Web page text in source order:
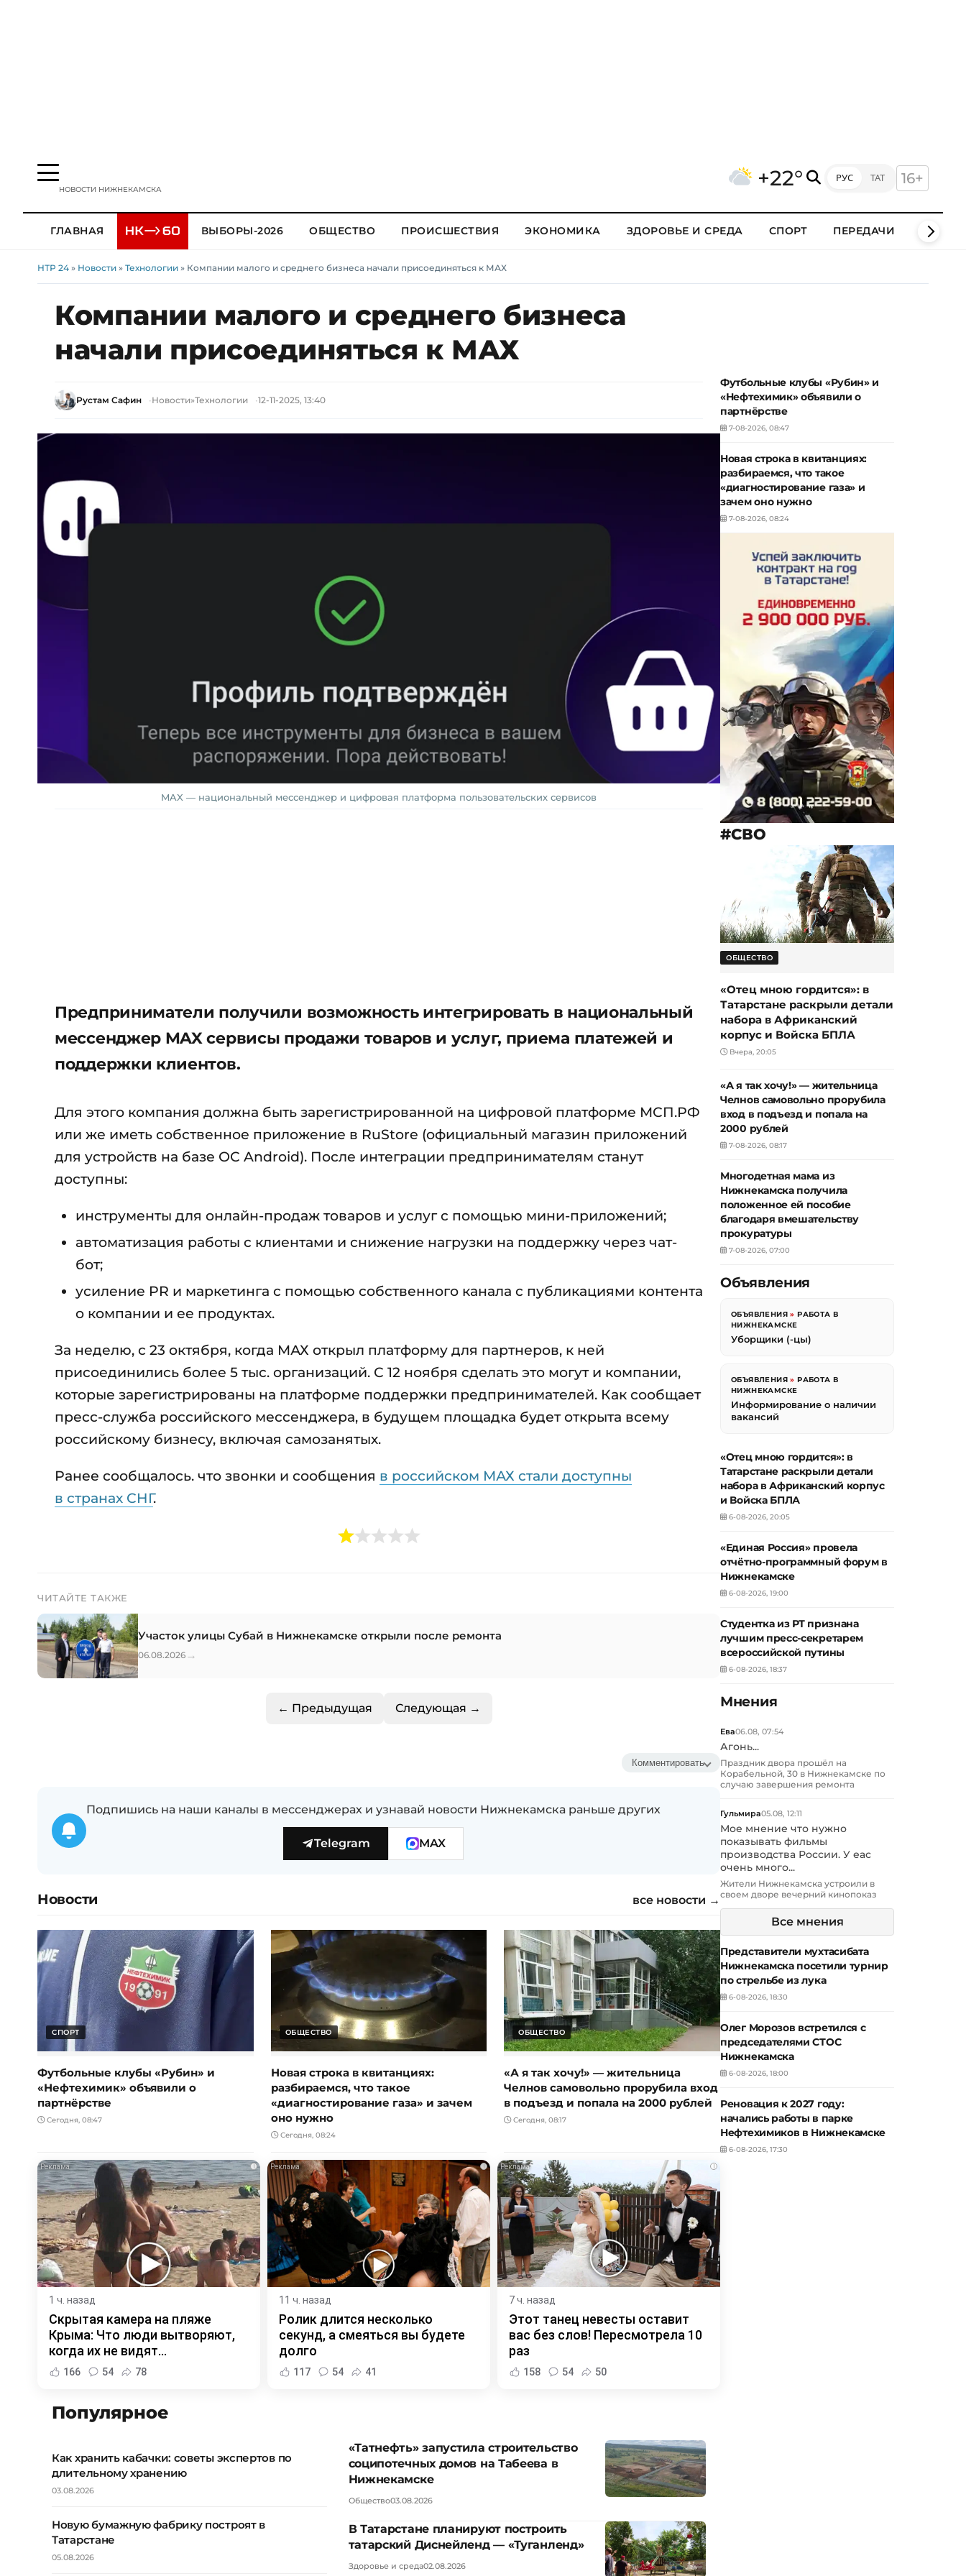
НОВОСТИ НИЖНЕКАМСКА +22° РУС ТАТ 16+
ГЛАВНАЯ ВЫБОРЫ-2026 ОБЩЕСТВО ПРОИСШЕСТВИЯ ЭКОНОМИКА ЗДОРОВЬЕ И СРЕДА СПОРТ ПЕРЕДАЧИ КЛИПЫ
НТР 24 » Новости » Технологии » Компании малого и среднего бизнеса начали присоединяться к МАХ
Компании малого и среднего бизнеса
начали присоединяться к МАХ
Рустам Сафин Новости»Технологии 12-11-2025, 13:40
MAX — национальный мессенджер и цифровая платформа пользовательских сервисов
Предприниматели получили возможность интегрировать в национальный
мессенджер MAX сервисы продажи товаров и услуг, приема платежей и
поддержки клиентов.
Для этого компания должна быть зарегистрированной на цифровой платформе МСП.РФ
или же иметь собственное приложение в RuStore (официальный магазин приложений
для устройств на базе ОС Android). После интеграции предпринимателям станут
доступны:
инструменты для онлайн-продаж товаров и услуг с помощью мини-приложений;
автоматизация работы с клиентами и снижение нагрузки на поддержку через чат-
бот;
усиление PR и маркетинга с помощью собственного канала с публикациями контента
о компании и ее продуктах.
За неделю, с 23 октября, когда МАХ открыл платформу для партнеров, к ней
присоединились более 5 тыс. организаций. С 12 ноября сделать это могут и компании,
которые зарегистрированы на платформе поддержки предпринимателей. Как сообщает
пресс-служба российского мессенджера, в будущем площадка будет открыта всему
российскому бизнесу, включая самозанятых.
Ранее сообщалось. что звонки и сообщения в российском МАХ стали доступны
в странах СНГ.
ЧИТАЙТЕ ТАКЖЕ
Участок улицы Субай в Нижнекамске открыли после ремонта
06.08.2026 →
← Предыдущая Следующая →
Комментировать
Подпишись на наши каналы в мессенджерах и узнавай новости Нижнекамска раньше других
Telegram MAX
Новости все новости →
СПОРТ
Футбольные клубы «Рубин» и
«Нефтехимик» объявили о
партнёрстве
Сегодня, 08:47
ОБЩЕСТВО
Новая строка в квитанциях:
разбираемся, что такое
«диагностирование газа» и зачем
оно нужно
Сегодня, 08:24
ОБЩЕСТВО
«А я так хочу!» — жительница
Челнов самовольно прорубила вход
в подъезд и попала на 2000 рублей
Сегодня, 08:17
i
1 ч. назад
Скрытая камера на пляже
Крыма: Что люди вытворяют,
когда их не видят...
166 54 78
i
11 ч. назад
Ролик длится несколько
секунд, а смеяться вы будете
долго
117 54 41
i
7 ч. назад
Этот танец невесты оставит
вас без слов! Пересмотрела 10
раз
158 54 50
Популярное
Как хранить кабачки: советы экспертов по
длительному хранению
03.08.2026
Новую бумажную фабрику построят в
Татарстане
05.08.2026
«Татнефть» запустила строительство
соципотечных домов на Табеева в
Нижнекамске
Общество03.08.2026
В Татарстане планируют построить
татарский Диснейленд — «Туганленд»
Здоровье и среда02.08.2026
Футбольные клубы «Рубин» и
«Нефтехимик» объявили о
партнёрстве
7-08-2026, 08:47
Новая строка в квитанциях:
разбираемся, что такое
«диагностирование газа» и
зачем оно нужно
7-08-2026, 08:24
#СВО
ОБЩЕСТВО
«Отец мною гордится»: в
Татарстане раскрыли детали
набора в Африканский
корпус и Войска БПЛА
Вчера, 20:05
«А я так хочу!» — жительница
Челнов самовольно прорубила
вход в подъезд и попала на
2000 рублей
7-08-2026, 08:17
Многодетная мама из
Нижнекамска получила
положенное ей пособие
благодаря вмешательству
прокуратуры
7-08-2026, 07:00
Объявления
ОБЪЯВЛЕНИЯ »РАБОТА В
НИЖНЕКАМСКЕ
Уборщики (-цы)
ОБЪЯВЛЕНИЯ »РАБОТА В
НИЖНЕКАМСКЕ
Информирование о наличии
вакансий
«Отец мною гордится»: в
Татарстане раскрыли детали
набора в Африканский корпус
и Войска БПЛА
6-08-2026, 20:05
«Единая Россия» провела
отчётно-программный форум в
Нижнекамске
6-08-2026, 19:00
Студентка из РТ признана
лучшим пресс-секретарем
всероссийской путины
6-08-2026, 18:37
Мнения
Ева06.08, 07:54
Агонь...
Праздник двора прошёл на
Корабельной, 30 в Нижнекамске по
случаю завершения ремонта
Гульмира05.08, 12:11
Мое мнение что нужно
показывать фильмы
производства России. У еас
очень много...
Жители Нижнекамска устроили в
своем дворе вечерний кинопоказ
Все мнения
Представители мухтасибата
Нижнекамска посетили турнир
по стрельбе из лука
6-08-2026, 18:30
Олег Морозов встретился с
председателями СТОС
Нижнекамска
6-08-2026, 18:00
Реновация к 2027 году:
начались работы в парке
Нефтехимиков в Нижнекамске
6-08-2026, 17:30